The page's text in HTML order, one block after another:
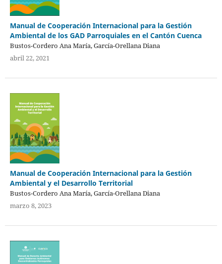
Manual de Cooperación Internacional para la Gestión
Ambiental de los GAD Parroquiales en el Cantón Cuenca
Bustos-Cordero Ana María, García-Orellana Diana
abril 22, 2021
Manual de Cooperación Internacional para la Gestión
Ambiental y el Desarrollo Territorial
Bustos-Cordero Ana María, García-Orellana Diana
marzo 8, 2023